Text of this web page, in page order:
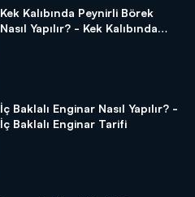
Kek Kalıbında Peynirli Börek
Nasıl Yapılır? - Kek Kalıbında
İç Baklalı Enginar Nasıl Yapılır? -
İç Baklalı Enginar Tarifi